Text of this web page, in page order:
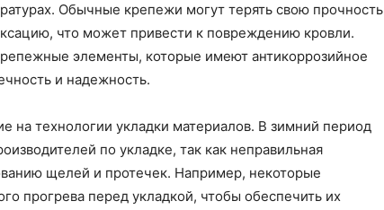
Обычные крепежи могут терять свою прочность
что может привести к повреждению кровли.
элементы, которые имеют антикоррозийное
и надежность.
на технологии укладки материалов. В зимний период
по укладке, так как неправильная
щелей и протечек. Например, некоторые
прогрева перед укладкой, чтобы обеспечить их